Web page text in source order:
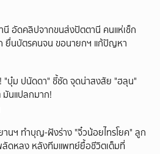
นี อัดคลิปจากขนส่งปัตตานี คนแห่เช็ก
ยื่นบัตรคนจน ขอนายกฯ แก้ปัญหา
"บุ๋ม ปนัดดา" ชี้ชัด จุดน่าสงสัย "ฮลุน"
มันแปลกมาก!
นฯ ทำบุญ-ฝังร่าง "จิ๋วน้อยไทรโยค" ลูก
ลัดหลง หลังทีมแพทย์ยื้อชีวิตเต็มที่